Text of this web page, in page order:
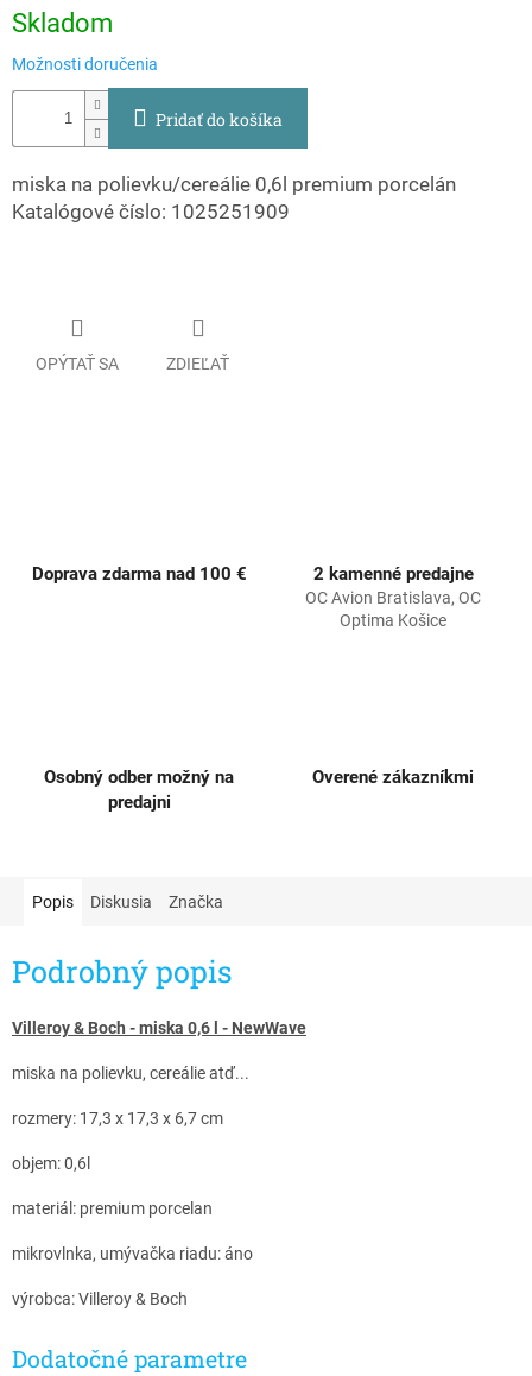
cena:
Skladom
Možnosti doručenia
Pridať do košíka
miska na polievku/cereálie 0,6l premium porcelán
Katalógové číslo: 1025251909
OPÝTAŤ SA ZDIEĽAŤ
Doprava zdarma nad 100 € 2 kamenné predajne
OC Avion Bratislava, OC
Optima Košice
Osobný odber možný na
predajni
Overené zákazníkmi
Popis Diskusia Značka
Podrobný popis
Villeroy & Boch - miska 0,6 l - NewWave
miska na polievku, cereálie atď...
rozmery: 17,3 x 17,3 x 6,7 cm
objem: 0,6l
materiál: premium porcelan
mikrovlnka, umývačka riadu: áno
výrobca: Villeroy & Boch
Dodatočné parametre